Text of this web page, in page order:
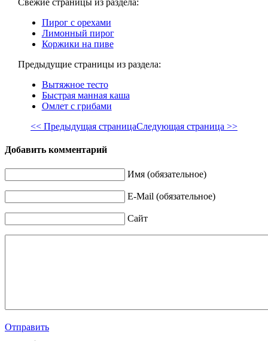
Свежие страницы из раздела:
Пирог с орехами
Лимонный пирог
Коржики на пиве
Предыдущие страницы из раздела:
Вытяжное тесто
Быстрая манная каша
Омлет с грибами
<< Предыдущая страницаСледующая страница >>
Добавить комментарий
Имя (обязательное)
E-Mail (обязательное)
Сайт
Отправить